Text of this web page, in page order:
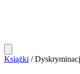
Książki /